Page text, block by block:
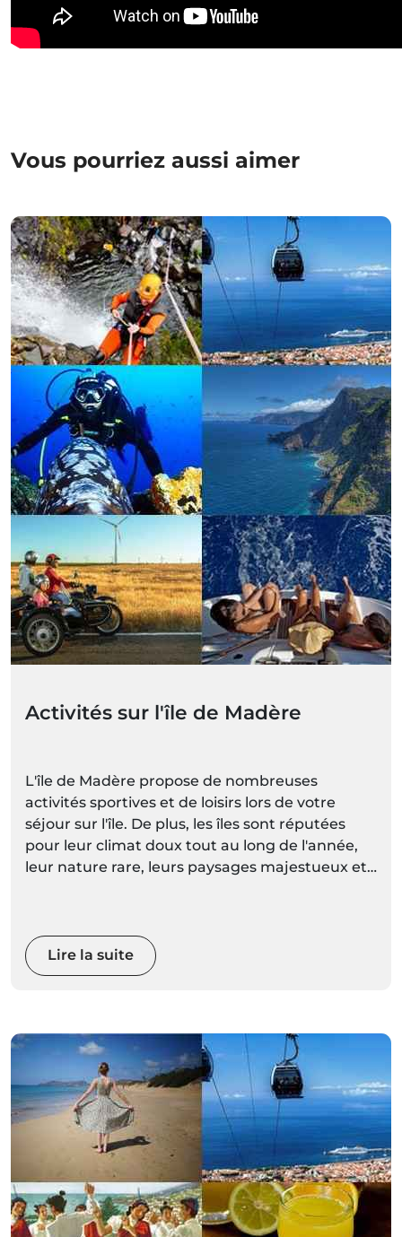
Vous pourriez aussi aimer
Activités sur l'île de Madère
L'île de Madère propose de nombreuses
activités sportives et de loisirs lors de votre
séjour sur l'île. De plus, les îles sont réputées
pour leur climat doux tout au long de l'année,
leur nature rare, leurs paysages majestueux et
magnifiques, vous pourrez choisir une activité
plus calme, ou réveiller votre adrénaline avec
des sports extrêmes.
Lire la suite